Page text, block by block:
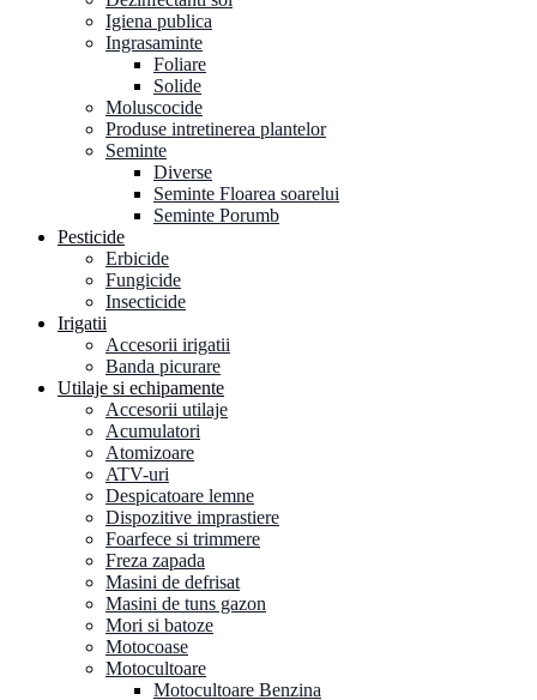
Igiena publica
Ingrasaminte
Foliare
Solide
Moluscocide
Produse intretinerea plantelor
Seminte
Diverse
Seminte Floarea soarelui
Seminte Porumb
Pesticide
Erbicide
Fungicide
Insecticide
Irigatii
Accesorii irigatii
Banda picurare
Utilaje si echipamente
Accesorii utilaje
Acumulatori
Atomizoare
ATV-uri
Despicatoare lemne
Dispozitive imprastiere
Foarfece si trimmere
Freza zapada
Masini de defrisat
Masini de tuns gazon
Mori si batoze
Motocoase
Motocultoare
Motocultoare Benzina